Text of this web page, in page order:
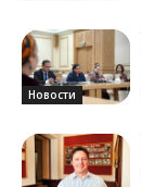
Новости